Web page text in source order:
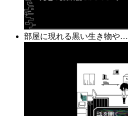
部屋に現れる黒い生き物や…